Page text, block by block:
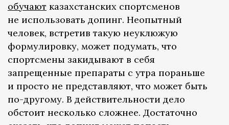
обучают казахстанских спортсменов
не использовать допинг. Неопытный
человек, встретив такую неуклюжую
формулировку, может подумать, что
спортсмены закидывают в себя
запрещенные препараты с утра пораньше
и просто не представляют, что может быть
по-другому. В действительности дело
обстоит несколько сложнее. Достаточно